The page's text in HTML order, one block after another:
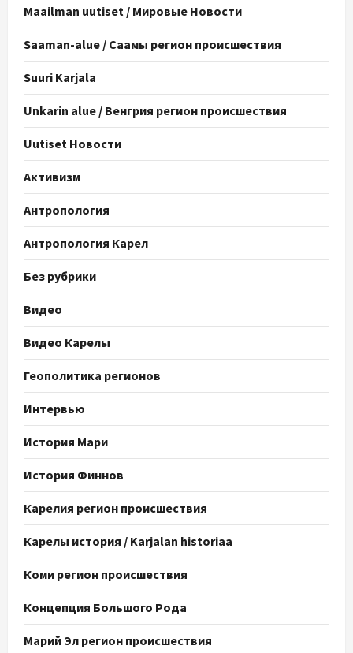
Maailman uutiset / Мировые Новости
Saaman-alue / Саамы регион происшествия
Suuri Karjala
Unkarin alue / Венгрия регион происшествия
Uutiset Новости
Активизм
Антропология
Антропология Карел
Без рубрики
Видео
Видео Карелы
Геополитика регионов
Интервью
История Мари
История Финнов
Карелия регион происшествия
Карелы история / Karjalan historiaa
Коми регион происшествия
Концепция Большого Рода
Марий Эл регион происшествия